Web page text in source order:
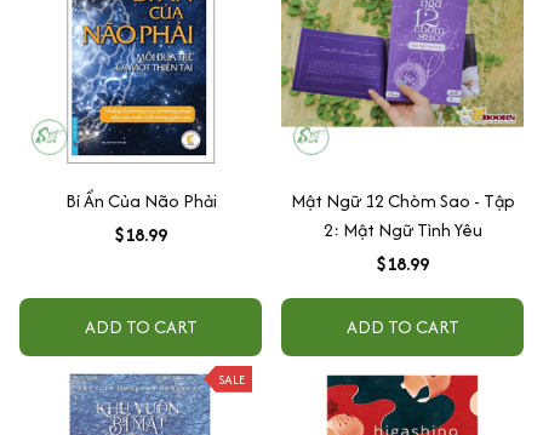
Bí Ẩn Của Não Phải
$18.99
ADD TO CART
Mật Ngữ 12 Chòm Sao - Tập
2: Mật Ngữ Tình Yêu
$18.99
ADD TO CART
SALE